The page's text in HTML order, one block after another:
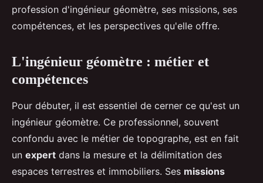
profession d'ingénieur géomètre, ses missions, ses
compétences, et les perspectives qu'elle offre.
L'ingénieur géomètre : métier et
compétences
Pour débuter, il est essentiel de cerner ce qu'est un
ingénieur géomètre. Ce professionnel, souvent
confondu avec le métier de topographe, est en fait
un expert dans la mesure et la délimitation des
espaces terrestres et immobiliers. Ses missions